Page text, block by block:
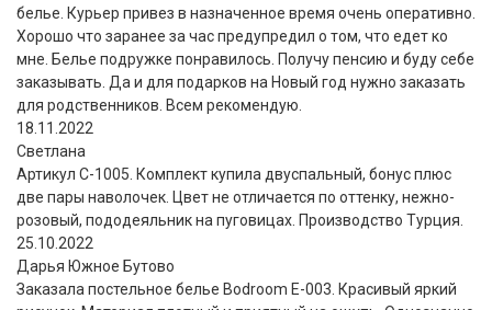
белье. Курьер привез в назначенное время очень оперативно.
Хорошо что заранее за час предупредил о том, что едет ко
мне. Белье подружке понравилось. Получу пенсию и буду себе
заказывать. Да и для подарков на Новый год нужно заказать
для родственников. Всем рекомендую.
18.11.2022
Светлана
Артикул С-1005. Комплект купила двуспальный, бонус плюс
две пары наволочек. Цвет не отличается по оттенку, нежно-
розовый, пододеяльник на пуговицах. Производство Турция.
25.10.2022
Дарья Южное Бутово
Заказала постельное белье Bodroom E-003. Красивый яркий